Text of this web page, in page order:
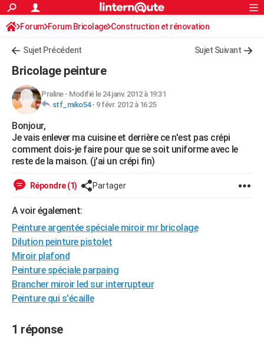
ACTUALITÉS
Politique
Société
Faits Divers
Education
Monde
Villes
+
FINANCE
Retraite
Impôts
Epargne
Immobilier
Risques naturels par ville
Banque
Assurance
Crédit
AUTO
Essais
Réserver un essai
Citadines
Berlines
SUV
Forum auto
+HIGH-TECH
Mobiles
Meilleur smartphone
Internet
Ordinateurs
Jeux vidéo
Guide high-tech
+BRICOLAGE
Forum
Aménagement intérieur
Extérieur
Cuisine
Salle de bains
Jardinage
Rangement
WEEK-END
LIFESTYLE
Art de vivre
Bien-être
Loisirs
Mode
Modes de vie
SANTE
Alimentation
Guide de la santé
Maladies
Médicaments
Sommeil
VOYAGE
Destinations
City break
Voyage nature
Voyage de noces
Forum
Climat
+PHOTO
GUIDES D'ACHAT
BONS PLANS
Rechercher
S'inscrire
Connexion
Forum Forum Bricolage Construction et rénovation
Peinture, Vernis, Tapissserie
Sujet Précédent Sujet Suivant
Bricolage peinture
Praline- Modifié le 24 janv. 2012 à 19:31
stf_miko54- 9 févr. 2012 à 16:25
Bonjour,
Je vais enlever ma cuisine et derrière ce n'est pas crépi
comment dois-je faire pour que se soit uniforme avec le
reste de la maison. (j'ai un crépi fin)
Répondre (1) Partager
A voir également:
Peinture argentée spéciale miroir mr bricolage
Dilution peinture pistolet
Miroir plafond
Peinture spéciale parpaing
Brancher miroir led sur interrupteur
Peinture qui s'écaille
1 réponse